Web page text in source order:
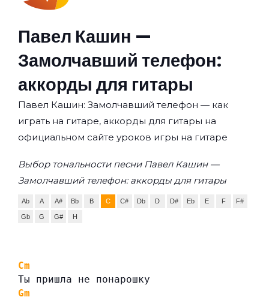
Павел Кашин —
Замолчавший телефон:
аккорды для гитары
Павел Кашин: Замолчавший телефон — как
играть на гитаре, аккорды для гитары на
официальном сайте уроков игры на гитаре
Выбор тональности песни Павел Кашин —
Замолчавший телефон: аккорды для гитары
Ab A A# Bb B C C# Db D D# Eb E F F#
Gb G G# H
Cm
Ты пришла не понарошку
Gm